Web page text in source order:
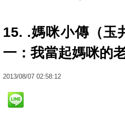
15. .媽咪小傳（玉
一：我當起媽咪的老
2013/08/07 02:58:12